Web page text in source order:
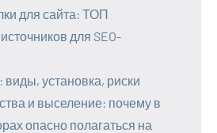
для сайта: ТОП
для SEO-
установка, риски
и выселение: почему в
опасно полагаться на